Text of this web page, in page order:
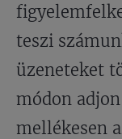
teszi
üzeneteket
módon
mellékesen